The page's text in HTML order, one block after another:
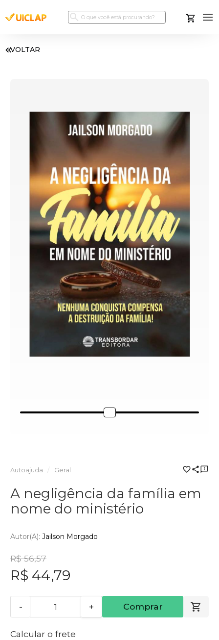
VOLTAR
Autoajuda Geral
A negligência da família em
nome do ministério
Autor(a): Jailson Morgado
R$ 56,57
R$ 44,79
- + Comprar
Calcular o frete